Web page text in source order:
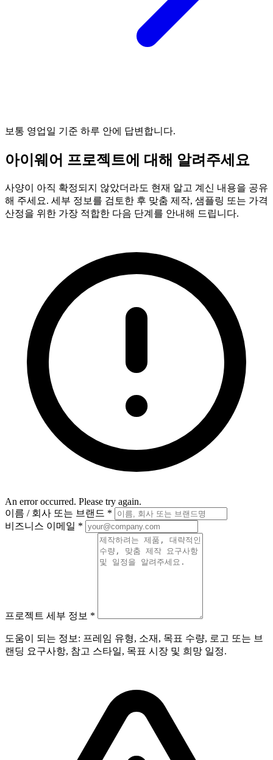
보통 영업일 기준 하루 안에 답변합니다.
아이웨어 프로젝트에 대해 알려주세요
사양이 아직 확정되지 않았더라도 현재 알고 계신 내용을 공유
해 주세요. 세부 정보를 검토한 후 맞춤 제작, 샘플링 또는 가격
산정을 위한 가장 적합한 다음 단계를 안내해 드립니다.
An error occurred. Please try again.
이름 / 회사 또는 브랜드 *
비즈니스 이메일 *
프로젝트 세부 정보 *
도움이 되는 정보: 프레임 유형, 소재, 목표 수량, 로고 또는 브
랜딩 요구사항, 참고 스타일, 목표 시장 및 희망 일정.